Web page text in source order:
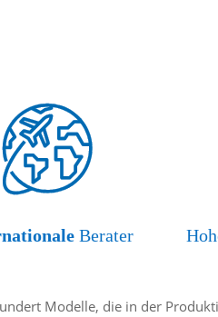
Berater
Modelle, die in der